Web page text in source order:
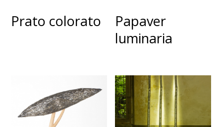
Prato colorato
Papaver
luminaria